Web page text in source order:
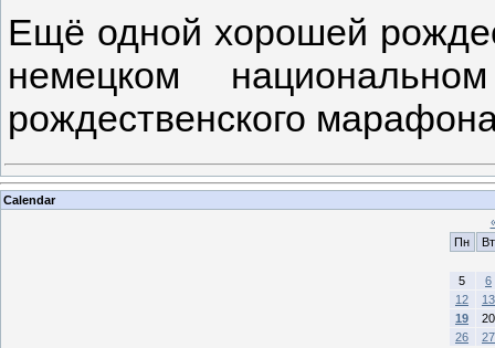
Ещё одной хорошей
немецком
рождественского
Calendar
Пн
Вт
5
6
12
13
19
20
26
27